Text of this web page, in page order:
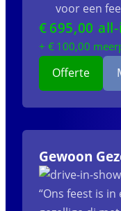
voor een
€ 695,00
+ € 100,00
Offerte
Gewoon
“Ons feest is in